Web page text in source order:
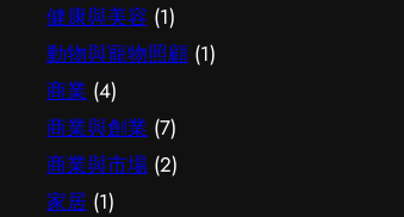
同選擇的特點與條件，而非單看價
錢或表面資訊。多參考可靠來源、
細閱詳情，有助找到最切合需要的
方案。想進一步了解相關資訊，可
以參考簿記服務，當中有更詳細的
介紹。 簿記服務是甚麼 要真正掌
握簿記服務，第一步是建立正確的
再比較，以及保留彈性以應對變
化。把這些習慣養成，做選擇時自
然更得心應手。 因應需要選擇 不
同的情境，對腳腫 解決的要求也
不一樣。先想清楚自己最常遇到的
情況與優先考量，再作選擇，就能
避免買了用不上、或選了不合適的
到更貼合個人需要的建議。 聰明
選擇的方法 幾個簡單的方法，能
幫你少走冤枉路：先設定清晰的目
標與預算、收集足夠的資料再比
較，以及保留彈性以應對變化。把
這些習慣養成，做選擇時自然更得
心應手。 因應需要選擇 不同的情
健康與美容 (1)
動物與寵物照顧 (1)
商業 (4)
商業與創業 (7)
商業與市場 (2)
家居 (1)